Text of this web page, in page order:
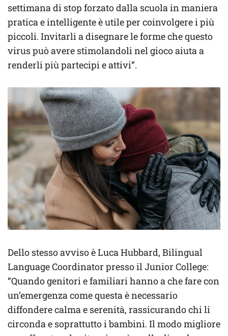
settimana di stop forzato dalla scuola in maniera
pratica e intelligente è utile per coinvolgere i più
piccoli. Invitarli a disegnare le forme che questo
virus può avere stimolandoli nel gioco aiuta a
renderli più partecipi e attivi”.
Dello stesso avviso è Luca Hubbard, Bilingual
Language Coordinator presso il Junior College:
“Quando genitori e familiari hanno a che fare con
un’emergenza come questa è necessario
diffondere calma e serenità, rassicurando chi li
circonda e soprattutto i bambini. Il modo migliore